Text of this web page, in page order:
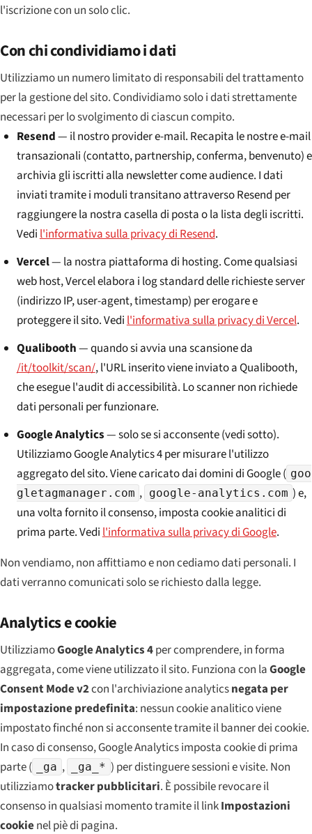
l'iscrizione con un solo clic.
Con chi condividiamo i dati
Utilizziamo un numero limitato di responsabili del trattamento
per la gestione del sito. Condividiamo solo i dati strettamente
necessari per lo svolgimento di ciascun compito.
Resend— il nostro provider e-mail. Recapita le nostre e-mail
transazionali (contatto, partnership, conferma, benvenuto) e
archivia gli iscritti alla newsletter come audience. I dati
inviati tramite i moduli transitano attraverso Resend per
raggiungere la nostra casella di posta o la lista degli iscritti.
Vedil'informativa sulla privacy di Resend.
Vercel— la nostra piattaforma di hosting. Come qualsiasi
web host, Vercel elabora i log standard delle richieste server
(indirizzo IP, user-agent, timestamp) per erogare e
proteggere il sito. Vedil'informativa sulla privacy di Vercel.
Qualibooth— quando si avvia una scansione da
/it/toolkit/scan/, l'URL inserito viene inviato a Qualibooth,
che esegue l'audit di accessibilità. Lo scanner non richiede
dati personali per funzionare.
Google Analytics— solo se si acconsente (vedi sotto).
Utilizziamo Google Analytics 4 per misurare l'utilizzo
aggregato del sito. Viene caricato dai domini di Google ( goo
gletagmanager.com , google-analytics.com ) e,
una volta fornito il consenso, imposta cookie analitici di
prima parte. Vedil'informativa sulla privacy di Google.
Non vendiamo, non affittiamo e non cediamo dati personali. I
dati verranno comunicati solo se richiesto dalla legge.
Analytics e cookie
UtilizziamoGoogle Analytics 4per comprendere, in forma
aggregata, come viene utilizzato il sito. Funziona con laGoogle
Consent Mode v2con l'archiviazione analyticsnegata per
impostazione predefinita: nessun cookie analitico viene
impostato finché non si acconsente tramite il banner dei cookie.
In caso di consenso, Google Analytics imposta cookie di prima
parte (
_ga , _ga_* ) per distinguere sessioni e visite. Non
utilizziamotracker pubblicitari. È possibile revocare il
consenso in qualsiasi momento tramite il linkImpostazioni
cookienel piè di pagina.